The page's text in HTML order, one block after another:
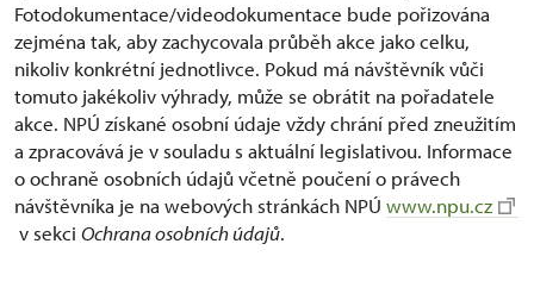
Fotodokumentace/videodokumentace bude pořizována
zejména tak, aby zachycovala průběh akce jako celku,
nikoliv konkrétní jednotlivce. Pokud má návštěvník vůči
tomuto jakékoliv výhrady, může se obrátit na pořadatele
akce. NPÚ získané osobní údaje vždy chrání před zneužitím
a zpracovává je v souladu s aktuální legislativou. Informace
o ochraně osobních údajů včetně poučení o právech
návštěvníka je na webových stránkách NPÚ www.npu.cz
v sekci Ochrana osobních údajů.